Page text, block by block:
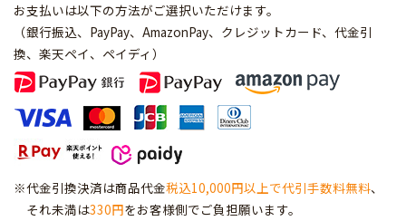
お支払いは以下の方法がご選択いただけます。
（銀行振込、PayPay、AmazonPay、クレジットカード、代金引
換、楽天ペイ、ペイディ ）
※代金引換決済は商品代金税込10,000円以上で代引手数料無料、
それ未満は330円をお客様側でご負担願います。